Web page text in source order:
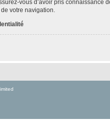
vous d’avoir pris
votre navigation.